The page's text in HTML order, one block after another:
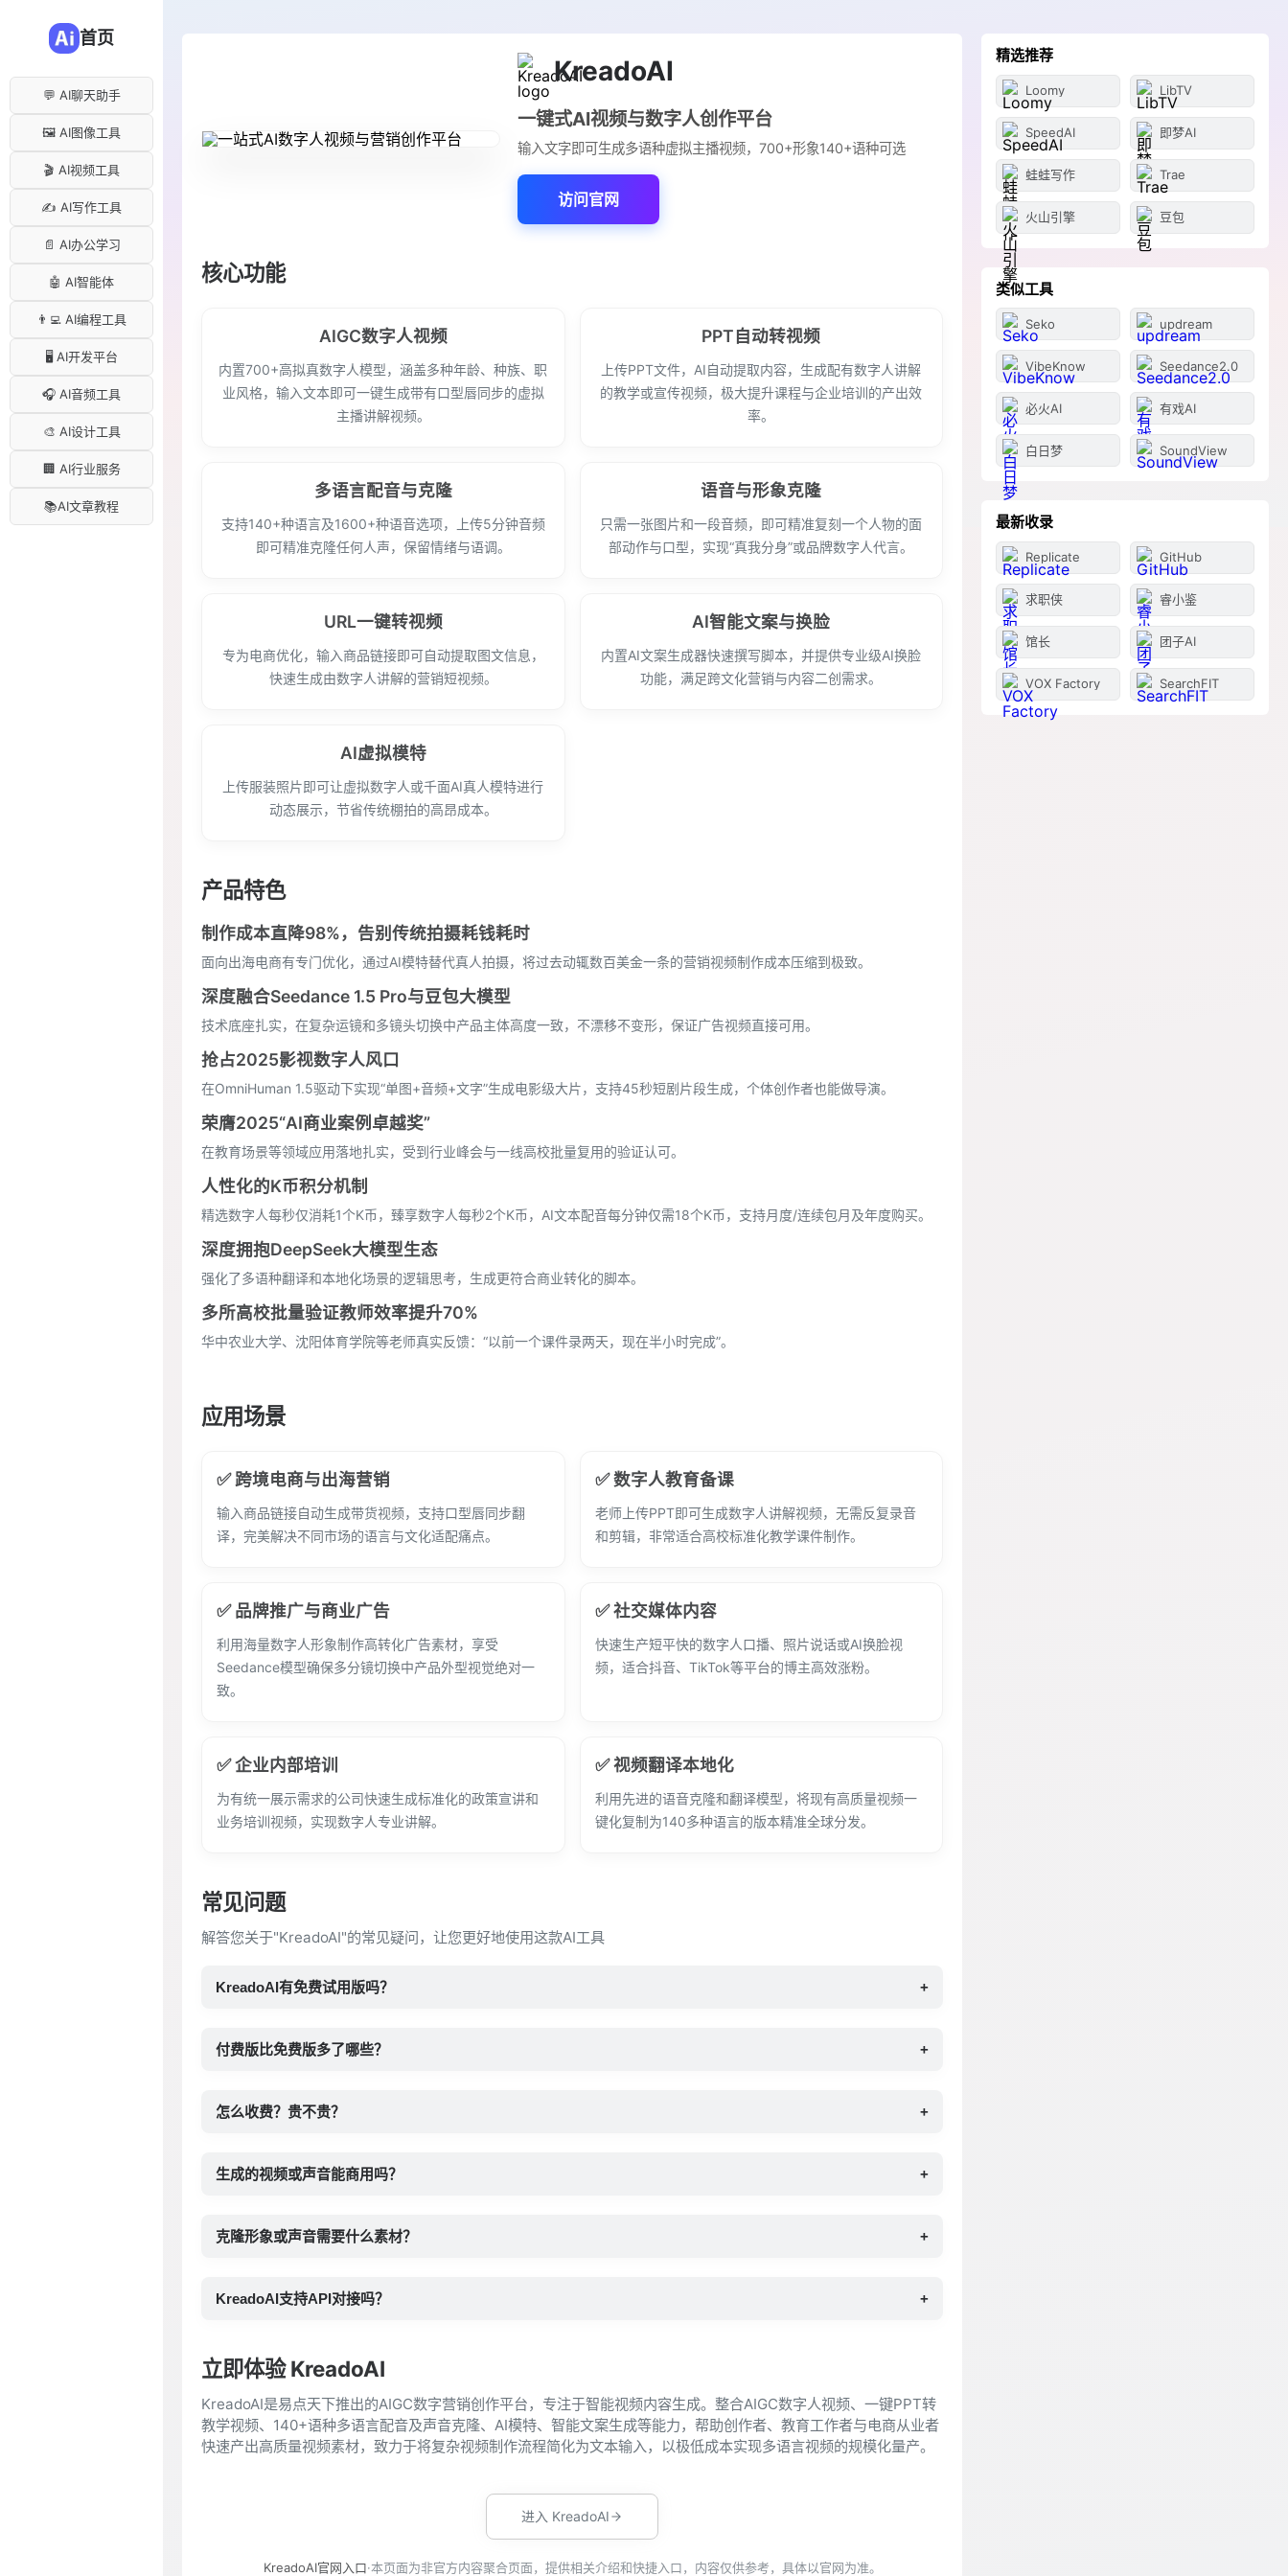
首页
💬 AI聊天助手
🖼️ AI图像工具
🎬 AI视频工具
✍️ AI写作工具
📄 AI办公学习
🤖 AI智能体
👨‍💻 AI编程工具
🖥️ AI开发平台
🎧 AI音频工具
🎨 AI设计工具
🏢 AI行业服务
📚AI文章教程
KreadoAI
一键式AI视频与数字人创作平台
输入文字即可生成多语种虚拟主播视频，700+形象140+语种可选
访问官网
核心功能
AIGC数字人视频
内置700+高拟真数字人模型，涵盖多种年龄、种族、职
业风格，输入文本即可一键生成带有口型唇同步的虚拟
主播讲解视频。
PPT自动转视频
上传PPT文件，AI自动提取内容，生成配有数字人讲解
的教学或宣传视频，极大提升课程与企业培训的产出效
率。
多语言配音与克隆
支持140+种语言及1600+种语音选项，上传5分钟音频
即可精准克隆任何人声，保留情绪与语调。
语音与形象克隆
只需一张图片和一段音频，即可精准复刻一个人物的面
部动作与口型，实现“真我分身”或品牌数字人代言。
URL一键转视频
专为电商优化，输入商品链接即可自动提取图文信息，
快速生成由数字人讲解的营销短视频。
AI智能文案与换脸
内置AI文案生成器快速撰写脚本，并提供专业级AI换脸
功能，满足跨文化营销与内容二创需求。
AI虚拟模特
上传服装照片即可让虚拟数字人或千面AI真人模特进行
动态展示，节省传统棚拍的高昂成本。
产品特色
制作成本直降98%，告别传统拍摄耗钱耗时
面向出海电商有专门优化，通过AI模特替代真人拍摄，将过去动辄数百美金一条的营销视频制作成本压缩到极致。
深度融合Seedance 1.5 Pro与豆包大模型
技术底座扎实，在复杂运镜和多镜头切换中产品主体高度一致，不漂移不变形，保证广告视频直接可用。
抢占2025影视数字人风口
在OmniHuman 1.5驱动下实现“单图+音频+文字”生成电影级大片，支持45秒短剧片段生成，个体创作者也能做导演。
荣膺2025“AI商业案例卓越奖”
在教育场景等领域应用落地扎实，受到行业峰会与一线高校批量复用的验证认可。
人性化的K币积分机制
精选数字人每秒仅消耗1个K币，臻享数字人每秒2个K币，AI文本配音每分钟仅需18个K币，支持月度/连续包月及年度购买。
深度拥抱DeepSeek大模型生态
强化了多语种翻译和本地化场景的逻辑思考，生成更符合商业转化的脚本。
多所高校批量验证教师效率提升70%
华中农业大学、沈阳体育学院等老师真实反馈：“以前一个课件录两天，现在半小时完成”。
应用场景
✅ 跨境电商与出海营销
输入商品链接自动生成带货视频，支持口型唇同步翻
译，完美解决不同市场的语言与文化适配痛点。
✅ 数字人教育备课
老师上传PPT即可生成数字人讲解视频，无需反复录音
和剪辑，非常适合高校标准化教学课件制作。
✅ 品牌推广与商业广告
利用海量数字人形象制作高转化广告素材，享受
Seedance模型确保多分镜切换中产品外型视觉绝对一
致。
✅ 社交媒体内容
快速生产短平快的数字人口播、照片说话或AI换脸视
频，适合抖音、TikTok等平台的博主高效涨粉。
✅ 企业内部培训
为有统一展示需求的公司快速生成标准化的政策宣讲和
业务培训视频，实现数字人专业讲解。
✅ 视频翻译本地化
利用先进的语音克隆和翻译模型，将现有高质量视频一
键化复制为140多种语言的版本精准全球分发。
常见问题
解答您关于"KreadoAI"的常见疑问，让您更好地使用这款AI工具
KreadoAI有免费试用版吗？ +
付费版比免费版多了哪些？ +
怎么收费？贵不贵？ +
生成的视频或声音能商用吗？ +
克隆形象或声音需要什么素材？ +
KreadoAI支持API对接吗？ +
立即体验 KreadoAI
KreadoAI是易点天下推出的AIGC数字营销创作平台，专注于智能视频内容生成。整合AIGC数字人视频、一键PPT转
教学视频、140+语种多语言配音及声音克隆、AI模特、智能文案生成等能力，帮助创作者、教育工作者与电商从业者
快速产出高质量视频素材，致力于将复杂视频制作流程简化为文本输入，以极低成本实现多语言视频的规模化量产。
进入 KreadoAI
KreadoAI官网入口·本页面为非官方内容聚合页面，提供相关介绍和快捷入口，内容仅供参考，具体以官网为准。
精选推荐
Loomy LibTV
SpeedAI 即梦AI
蛙蛙写作 Trae
火山引擎 豆包
类似工具
Seko updream
VibeKnow Seedance2.0
必火AI 有戏AI
白日梦 SoundView
最新收录
Replicate GitHub
求职侠 睿小鉴
馆长 团子AI
VOX Factory SearchFIT